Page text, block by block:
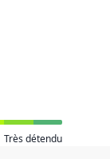
Très détendu